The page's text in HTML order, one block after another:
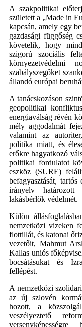
A szakpolitikai
született a „Made in
kapcsán, amely egy
gazdasági függőség
követelik, hogy
szigorú szociális
környezetvédelmi
szabályszegőket
állandó európai
A tanácskozáson
geopolitikai
energiaválság révén
mély aggodalmát
valamint az
politika miatt, és
erőkre hagyatkozó
politikai fordulatot
eszköz (SURE)
befagyasztását,
irányelv határozott
lakásbérlők védelmét.
Külön
nemzetközi vizeken
flottillát, és katonai
vezetőit, Mahmut
Kallas uniós
bocsátásukat és
fellépést.
A nemzetközi
az új szlovén
hozott, a
veszélyeztető